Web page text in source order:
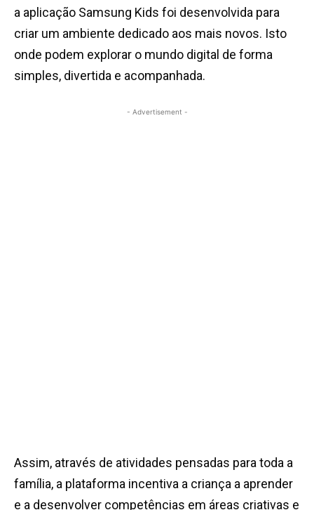
a aplicação Samsung Kids foi desenvolvida para
criar um ambiente dedicado aos mais novos. Isto
onde podem explorar o mundo digital de forma
simples, divertida e acompanhada.
- Advertisement -
Assim, através de atividades pensadas para toda a
família, a plataforma incentiva a criança a aprender
e a desenvolver competências em áreas criativas e